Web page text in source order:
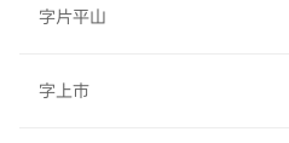
字片平山
字上市